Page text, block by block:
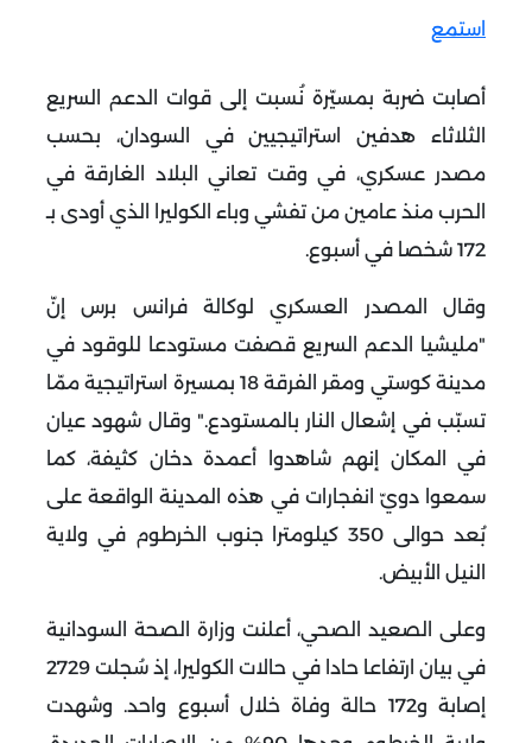
استمع
أصابت ضربة بمسيّرة نُسبت إلى قوات الدعم السريع
الثلاثاء هدفين استراتيجيين في السودان، بحسب
مصدر عسكري، في وقت تعاني البلاد الغارقة في
الحرب منذ عامين من تفشي وباء الكوليرا الذي أودى بـ
172 شخصا في أسبوع
.
وقال المصدر العسكري لوكالة فرانس برس إنّ
"مليشيا الدعم السريع قصفت مستودعا للوقود في
مدينة كوستي ومقر الفرقة 18 بمسيرة استراتيجية ممّا
تسبّب في إشعال النار بالمستودع". وقال شهود عيان
في المكان إنهم شاهدوا أعمدة دخان كثيفة، كما
سمعوا دويّ انفجارات في هذه المدينة الواقعة على
بُعد حوالى 350 كيلومترا جنوب الخرطوم في ولاية
النيل الأبيض.
وعلى الصعيد الصحي، أعلنت وزارة الصحة السودانية
في بيان ارتفاعا حادا في حالات الكوليرا، إذ سُجلت 2729
إصابة و172 حالة وفاة خلال أسبوع واحد. وشهدت